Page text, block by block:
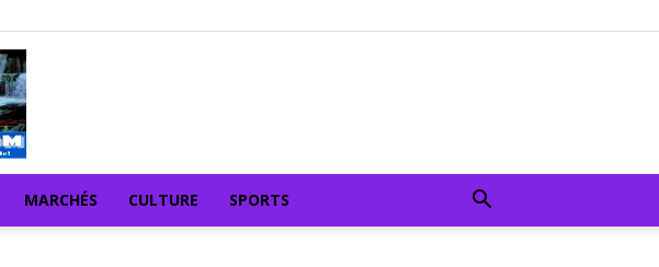
MARCHÉS CULTURE SPORTS